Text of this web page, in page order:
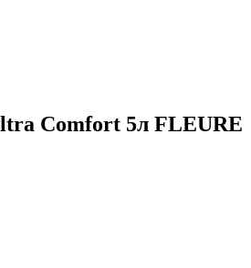
Comfort 5л FLEURE